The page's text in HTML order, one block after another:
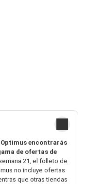
Optimus encontrarás
de ofertas de
21, el folleto de
no incluye ofertas
que otras tiendas